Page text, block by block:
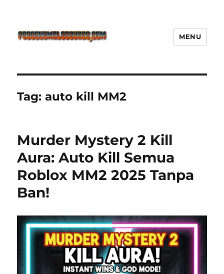
Defense Main Game Ini Pasti
Ketagihan!
MENU
Tag:auto kill MM2
Murder Mystery 2 Kill
Aura: Auto Kill Semua
Roblox MM2 2025 Tanpa
Ban!